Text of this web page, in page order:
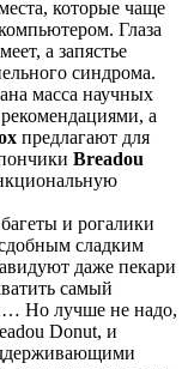
которые чаще
Глаза
а запястье
синдрома.
масса научных
а
предлагают для
Breadou
и рогалики
сладким
даже пекари
самый
Но лучше не надо,
Donut, и